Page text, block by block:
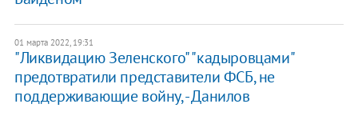
01 марта 2022, 19:31
"Ликвидацию Зеленского" "кадыровцами"
предотвратили представители ФСБ, не
поддерживающие войну, - Данилов